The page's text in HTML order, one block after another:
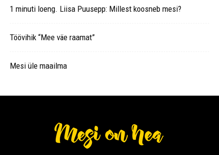
1 minuti loeng. Liisa Puusepp: Millest koosneb mesi?
Töövihik “Mee väe raamat”
Mesi üle maailma